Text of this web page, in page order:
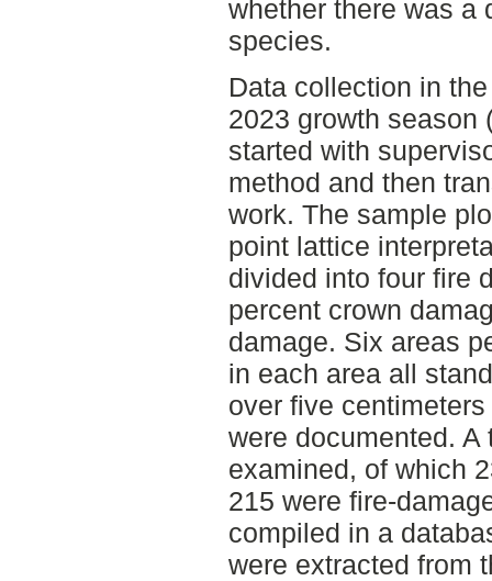
whether there was a
species.
Data collection in
2023 growth season
started with
method and then
work. The sample
point lattice
divided into four fire
percent crown
damage. Six areas
in each area all
over five
were documented.
examined, of which
215 were fire-
compiled in a
were extracted from